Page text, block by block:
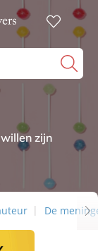
zijn
De